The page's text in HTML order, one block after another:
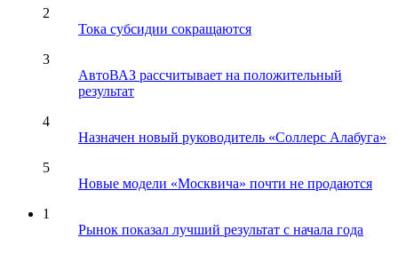
2
Тока субсидии сокращаются
3
АвтоВАЗ рассчитывает на положительный
результат
4
Назначен новый руководитель «Соллерс Алабуга»
5
Новые модели «Москвича» почти не продаются
1
Рынок показал лучший результат с начала года